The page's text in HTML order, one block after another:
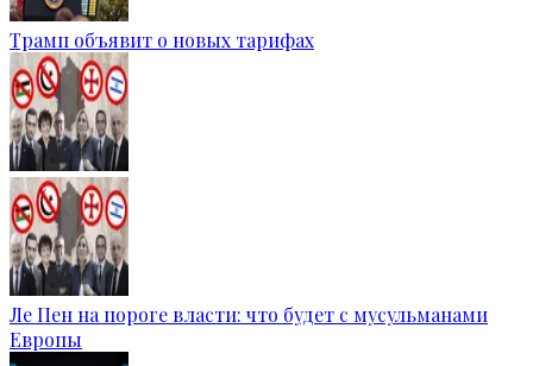
Трамп объявит о новых тарифах
Ле Пен на пороге власти: что будет с мусульманами
Европы